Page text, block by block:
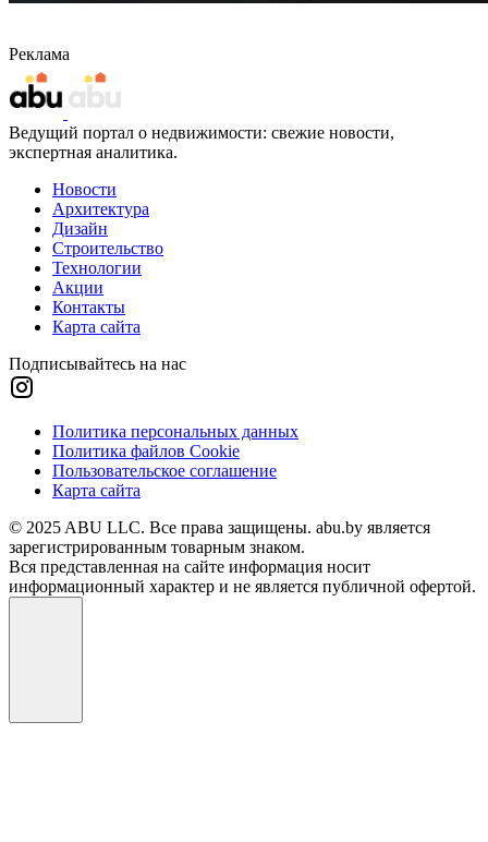
Реклама
Ведущий портал о недвижимости: свежие новости,
экспертная аналитика.
Новости
Архитектура
Дизайн
Строительство
Технологии
Акции
Контакты
Карта сайта
Подписывайтесь на нас
Политика персональных данных
Политика файлов Cookie
Пользовательское соглашение
Карта сайта
© 2025 ABU LLC. Все права защищены. abu.by является
зарегистрированным товарным знаком.
Вся представленная на сайте информация носит
информационный характер и не является публичной офертой.